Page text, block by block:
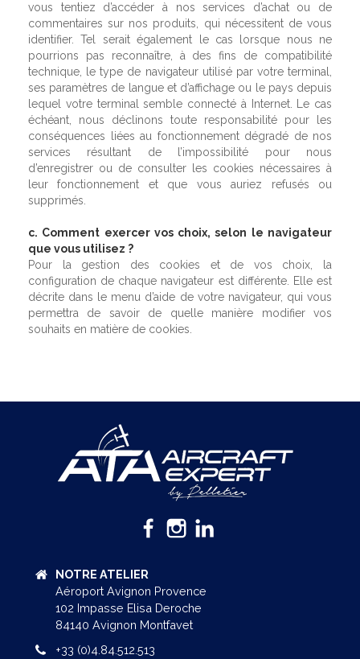
vous tentiez d’accéder à nos services d’achat ou de
commentaires sur nos produits, qui nécessitent de vous
identifier. Tel serait également le cas lorsque nous ne
pourrions pas reconnaître, à des fins de compatibilité
technique, le type de navigateur utilisé par votre terminal,
ses paramètres de langue et d’affichage ou le pays depuis
lequel votre terminal semble connecté à Internet. Le cas
échéant, nous déclinons toute responsabilité pour les
conséquences liées au fonctionnement dégradé de nos
services résultant de l’impossibilité pour nous
d’enregistrer ou de consulter les cookies nécessaires à
leur fonctionnement et que vous auriez refusés ou
supprimés.
c. Comment exercer vos choix, selon le navigateur
que vous utilisez ?
Pour la gestion des cookies et de vos choix, la
configuration de chaque navigateur est différente. Elle est
décrite dans le menu d’aide de votre navigateur, qui vous
permettra de savoir de quelle manière modifier vos
souhaits en matière de cookies.
NOTRE ATELIER
Aéroport Avignon Provence
102 Impasse Elisa Deroche
84140 Avignon Montfavet
+33 (0)4.84.512.513